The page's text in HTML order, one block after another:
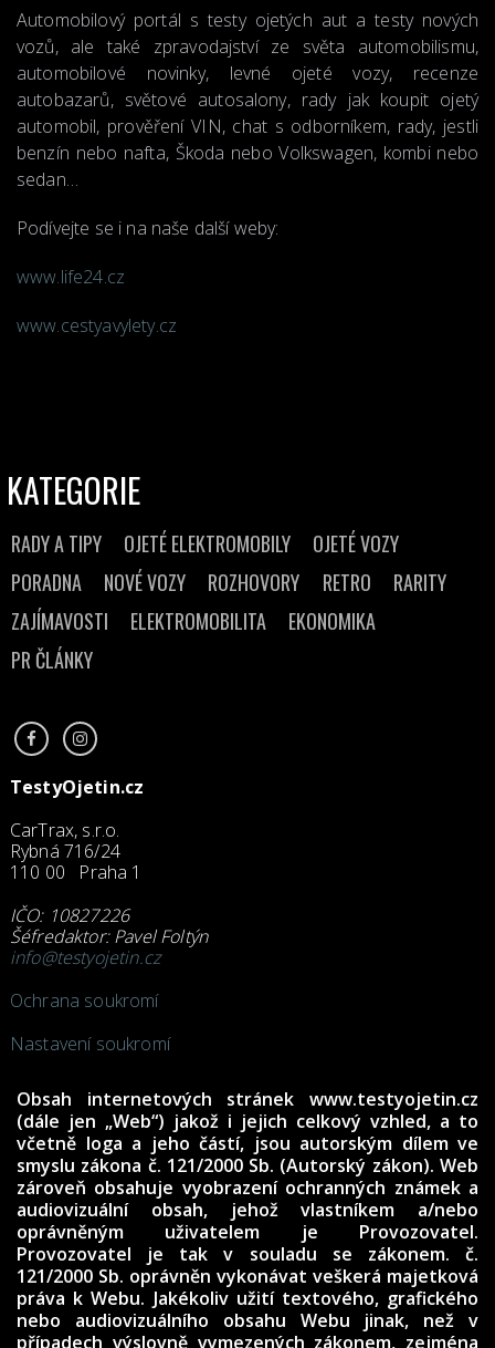
Automobilový portál s testy ojetých aut a testy nových
vozů, ale také zpravodajství ze světa automobilismu,
automobilové novinky, levné ojeté vozy, recenze
autobazarů, světové autosalony, rady jak koupit ojetý
automobil, prověření VIN, chat s odborníkem, rady, jestli
benzín nebo nafta, Škoda nebo Volkswagen, kombi nebo
sedan…
Podívejte se i na naše další weby:
www.life24.cz
www.cestyavylety.cz
KATEGORIE
RADY A TIPY OJETÉ ELEKTROMOBILY
OJETÉ VOZY
PORADNA
NOVÉ VOZY ROZHOVORY RETRO
RARITY
ZAJÍMAVOSTI
ELEKTROMOBILITA
EKONOMIKA
PR ČLÁNKY
TestyOjetin.cz
CarTrax, s.r.o.
Rybná 716/24
110 00 Praha 1
IČO: 10827226
Šéfredaktor: Pavel Foltýn
info@testyojetin.cz
Ochrana soukromí
Nastavení soukromí
Obsah internetových stránek www.testyojetin.cz
(dále jen „Web“) jakož i jejich celkový vzhled, a to
včetně loga a jeho částí, jsou autorským dílem ve
smyslu zákona č. 121/2000 Sb. (Autorský zákon). Web
zároveň obsahuje vyobrazení ochranných známek a
audiovizuální obsah, jehož vlastníkem a/nebo
oprávněným uživatelem je Provozovatel.
Provozovatel je tak v souladu se zákonem. č.
121/2000 Sb. oprávněn vykonávat veškerá majetková
práva k Webu. Jakékoliv užití textového, grafického
nebo audiovizuálního obsahu Webu jinak, než v
případech výslovně vymezených zákonem, zejména